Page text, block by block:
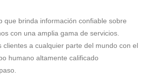
que brinda información confiable sobre
con una amplia gama de servicios.
clientes a cualquier parte del mundo con el
humano altamente calificado